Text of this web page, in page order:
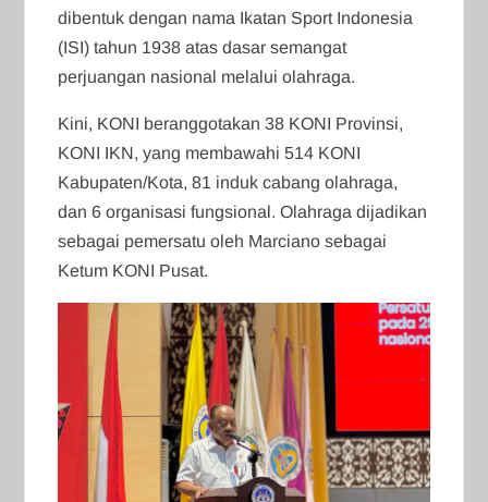
dibentuk dengan nama Ikatan Sport Indonesia
(ISI) tahun 1938 atas dasar semangat
perjuangan nasional melalui olahraga.
Kini, KONI beranggotakan 38 KONI Provinsi,
KONI IKN, yang membawahi 514 KONI
Kabupaten/Kota, 81 induk cabang olahraga,
dan 6 organisasi fungsional. Olahraga dijadikan
sebagai pemersatu oleh Marciano sebagai
Ketum KONI Pusat.